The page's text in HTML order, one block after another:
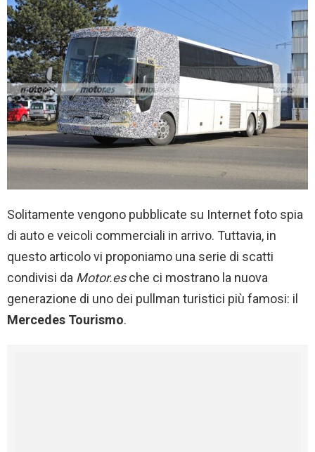
Solitamente vengono pubblicate su Internet foto spia
di auto e veicoli commerciali in arrivo. Tuttavia, in
questo articolo vi proponiamo una serie di scatti
condivisi da Motor.esche ci mostrano la nuova
generazione di uno dei pullman turistici più famosi: il
Mercedes Tourismo.